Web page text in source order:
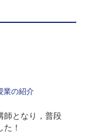
業の紹介
師となり，普段
！